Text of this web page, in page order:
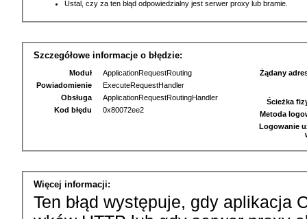
Ustal, czy za ten błąd odpowiedzialny jest serwer proxy lub bramie.
Szczegółowe informacje o błędzie:
Moduł
ApplicationRequestRouting
Powiadomienie
ExecuteRequestHandler
Obsługa
ApplicationRequestRoutingHandler
Kod błędu
0x80072ee2
Żądany
Ścieżka
Metoda
Logowanie
Więcej informacji:
Ten błąd występuje, gdy aplikacja